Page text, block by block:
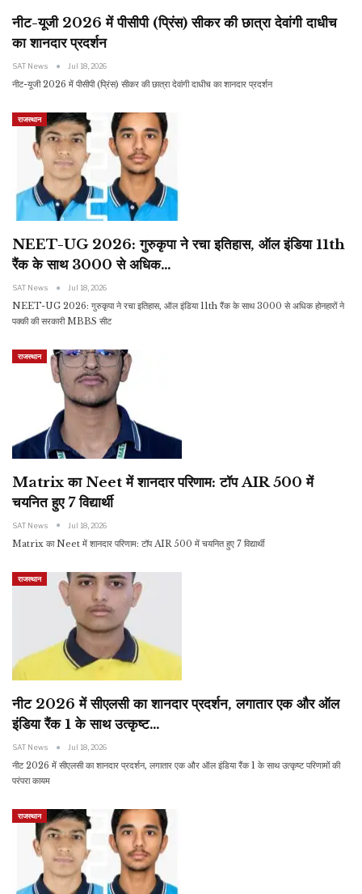
नीट-यूजी 2026 में पीसीपी (प्रिंस) सीकर की छात्रा देवांगी दाधीच
का शानदार प्रदर्शन
SAT News Jul 18, 2026
नीट-यूजी 2026 में पीसीपी (प्रिंस) सीकर की छात्रा देवांगी दाधीच का शानदार प्रदर्शन
राजस्थान
NEET-UG 2026: गुरुकृपा ने रचा इतिहास, ऑल इंडिया 11th
रैंक के साथ 3000 से अधिक…
SAT News Jul 18, 2026
NEET-UG 2026: गुरुकृपा ने रचा इतिहास, ऑल इंडिया 11th रैंक के साथ 3000 से अधिक होनहारों ने
पक्की की सरकारी MBBS सीट
राजस्थान
Matrix का Neet में शानदार परिणाम: टॉप AIR 500 में
चयनित हुए 7 विद्यार्थी
SAT News Jul 18, 2026
Matrix का Neet में शानदार परिणाम: टॉप AIR 500 में चयनित हुए 7 विद्यार्थी
राजस्थान
नीट 2026 में सीएलसी का शानदार प्रदर्शन, लगातार एक और ऑल
इंडिया रैंक 1 के साथ उत्कृष्ट…
SAT News Jul 18, 2026
नीट 2026 में सीएलसी का शानदार प्रदर्शन, लगातार एक और ऑल इंडिया रैंक 1 के साथ उत्कृष्ट परिणामों की
परंपरा कायम
राजस्थान